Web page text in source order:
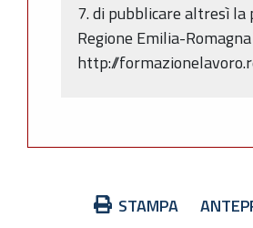
7. di pubblicare altresì
Regione Emilia-
http://
STAMPA